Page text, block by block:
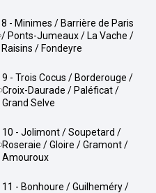
8 - Minimes / Barrière de Paris
/ Ponts-Jumeaux / La Vache /
Raisins / Fondeyre
9 - Trois Cocus / Borderouge /
Croix-Daurade / Paléficat /
Grand Selve
10 - Jolimont / Soupetard /
Roseraie / Gloire / Gramont /
Amouroux
11 - Bonhoure / Guilheméry /